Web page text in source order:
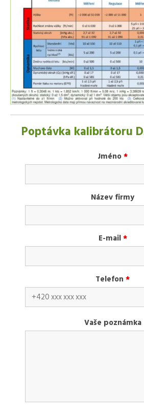
Poptávka kalibrátoru
Jméno*
Název firmy
E-mail*
Telefon *
Vaše poznámka